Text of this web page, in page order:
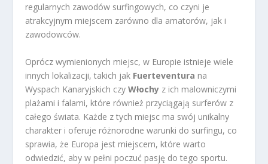
regularnych zawodów surfingowych, co czyni je
atrakcyjnym miejscem zarówno dla amatorów, jak i
zawodowców.
Oprócz wymienionych miejsc, w Europie istnieje wiele
innych lokalizacji, takich jak Fuerteventura na
Wyspach Kanaryjskich czyWłochy z ich malowniczymi
plażami i falami, które również przyciągają surferów z
całego świata. Każde z tych miejsc ma swój unikalny
charakter i oferuje różnorodne warunki do surfingu, co
sprawia, że Europa jest miejscem, które warto
odwiedzić, aby w pełni poczuć pasję do tego sportu.